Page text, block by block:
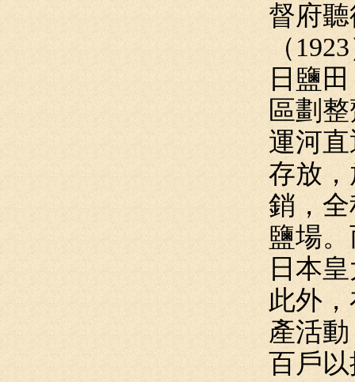
督府
（
日鹽
區劃
運河
存放
銷，
鹽場
日本
此外
產活
百戶